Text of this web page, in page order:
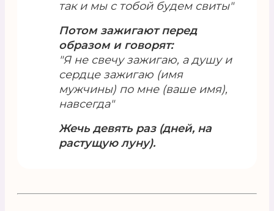
так и мы с тобой будем свиты"
Потом зажигают перед
образом и говорят:
"Я не свечу зажигаю, а душу и
сердце зажигаю (имя
мужчины) по мне (ваше имя),
навсегда"
Жечь девять раз (дней, на
растущую луну).